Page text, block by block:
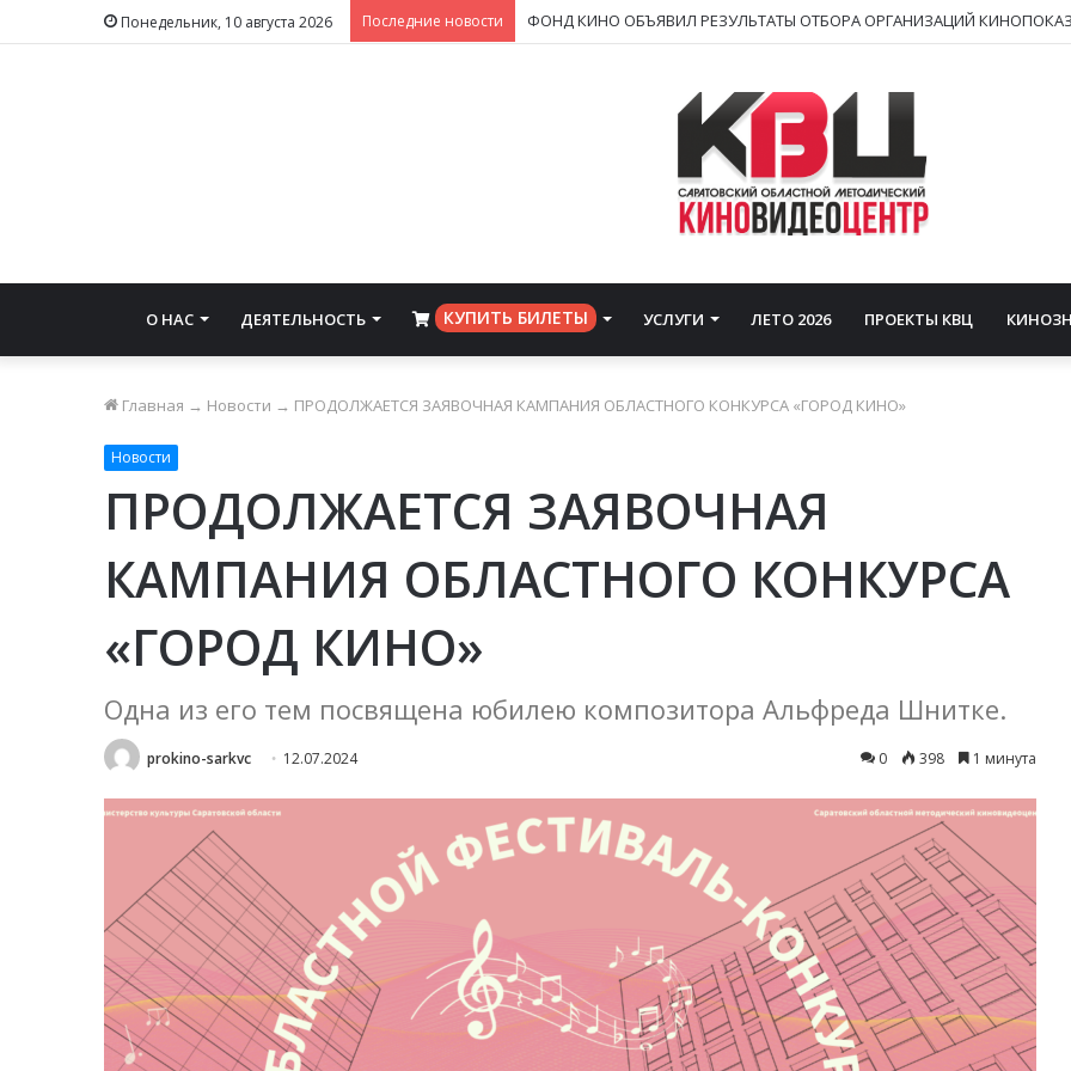
Понедельник, 10 августа 2026 Последние новости
О НАС ДЕЯТЕЛЬНОСТЬ ⠀КУПИТЬ БИЛЕТЫ УСЛУГИ ЛЕТО 2026 ПРОЕКТЫ КВЦ
Главная → Новости → ПРОДОЛЖАЕТСЯ ЗАЯВОЧНАЯ КАМПАНИЯ ОБЛАСТНОГО КОНКУРСА «ГОРОД КИНО»
Новости
ПРОДОЛЖАЕТСЯ ЗАЯВОЧНАЯ
КАМПАНИЯ ОБЛАСТНОГО КОНКУРСА
«ГОРОД КИНО»
Одна из его тем посвящена юбилею композитора Альфреда Шнитке.
prokino-sarkvc 12.07.2024 0 398 1 минута